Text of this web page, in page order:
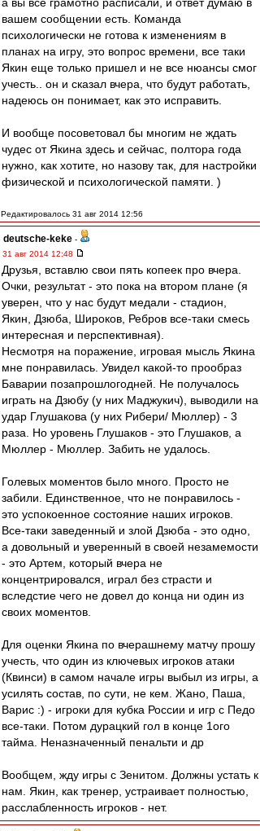
вашем сообщении есть. Команда
психологически не готова к изменениям в
планах на игру, это вопрос времени, все таки
Якин еще только пришел и не все нюансы смог
учесть.. он и сказал вчера, что будут работать,
надеюсь он понимает, как это исправить.
И вообще посоветовал бы многим не ждать
чудес от Якина здесь и сейчас, полтора года
нужно, как хотите, но назову так, для настройки
физической и психологической памяти. )
Редактировалось 31 авг 2014 12:56
deutsche-keke -
31 авг 2014 12:48
Друзья, вставлю свои пять копеек про вчера.
Очки, результат - это пока на втором плане (я
уверен, что у нас будут медали - стадион,
Якин, Дзюба, Широков, Ребров все-таки смесь
интересная и перспективная).
Несмотря на поражение, игровая мысль Якина
мне понравилась. Увидел какой-то прообраз
Баварии позапрошлогодней. Не получалось
играть на Дзюбу (у них Маджукич), выводили на
удар Глушакова (у них Рибери/ Мюллер) - 3
раза. Но уровень Глушаков - это Глушаков, а
Мюллер - Мюллер. Забить не удалось.
Голевых моментов было много. Просто не
забили. Единственное, что не понравилось -
это успокоенное состояние наших игроков.
Все-таки заведенный и злой Дзюба - это одно,
а довольный и уверенный в своей незамемости
- это Артем, который вчера не
концентрировался, играл без страсти и
вследстие чего не довел до конца ни один из
своих моментов.
Для оценки Якина по вчерашнему матчу прошу
учесть, что один из ключевых игроков атаки
(Квинси) в самом начале игры выбыл из игры, а
усилять состав, по сути, не кем. Жано, Паша,
Варис :) - игроки для кубка России и игр с Педо
все-таки. Потом дурацкий гол в конце 1ого
тайма. Неназначенный пенальти и др
Вообщем, жду игры с Зенитом. Должны устать к
нам. Якин, как тренер, устраивает полностью,
расслабленность игроков - нет.